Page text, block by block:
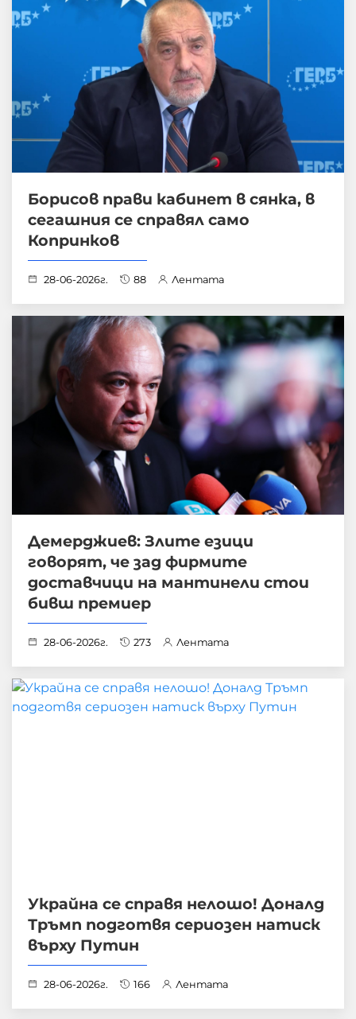
Борисов прави кабинет в сянка, в
сегашния се справял само
Копринков
28-06-2026г. 88 Лентата
Демерджиев: Злите езици
говорят, че зад фирмите
доставчици на мантинели стои
бивш премиер
28-06-2026г. 273 Лентата
Украйна се справя нелошо! Доналд
Тръмп подготвя сериозен натиск
върху Путин
28-06-2026г. 166 Лентата